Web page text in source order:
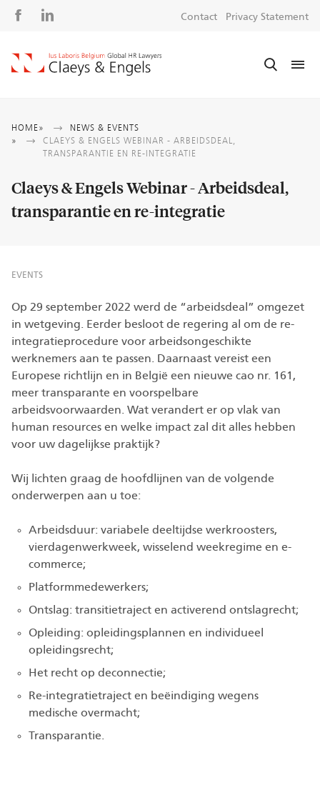
Social
Contact Privacy Statement
Breadcrumb
HOME
NEWS & EVENTS
CLAEYS & ENGELS WEBINAR - ARBEIDSDEAL,
TRANSPARANTIE EN RE-INTEGRATIE
Claeys & Engels Webinar - Arbeidsdeal,
transparantie en re-integratie
EVENTS
Op 29 september 2022 werd de “arbeidsdeal” omgezet
in wetgeving. Eerder besloot de regering al om de re-
integratieprocedure voor arbeidsongeschikte
werknemers aan te passen. Daarnaast vereist een
Europese richtlijn en in België een nieuwe cao nr. 161,
meer transparante en voorspelbare
arbeidsvoorwaarden. Wat verandert er op vlak van
human resources en welke impact zal dit alles hebben
voor uw dagelijkse praktijk?
Wij lichten graag de hoofdlijnen van de volgende
onderwerpen aan u toe:
Arbeidsduur: variabele deeltijdse werkroosters,
vierdagenwerkweek, wisselend weekregime en e-
commerce;
Platformmedewerkers;
Ontslag: transitietraject en activerend ontslagrecht;
Opleiding: opleidingsplannen en individueel
opleidingsrecht;
Het recht op deconnectie;
Re-integratietraject en beëindiging wegens
medische overmacht;
Transparantie.